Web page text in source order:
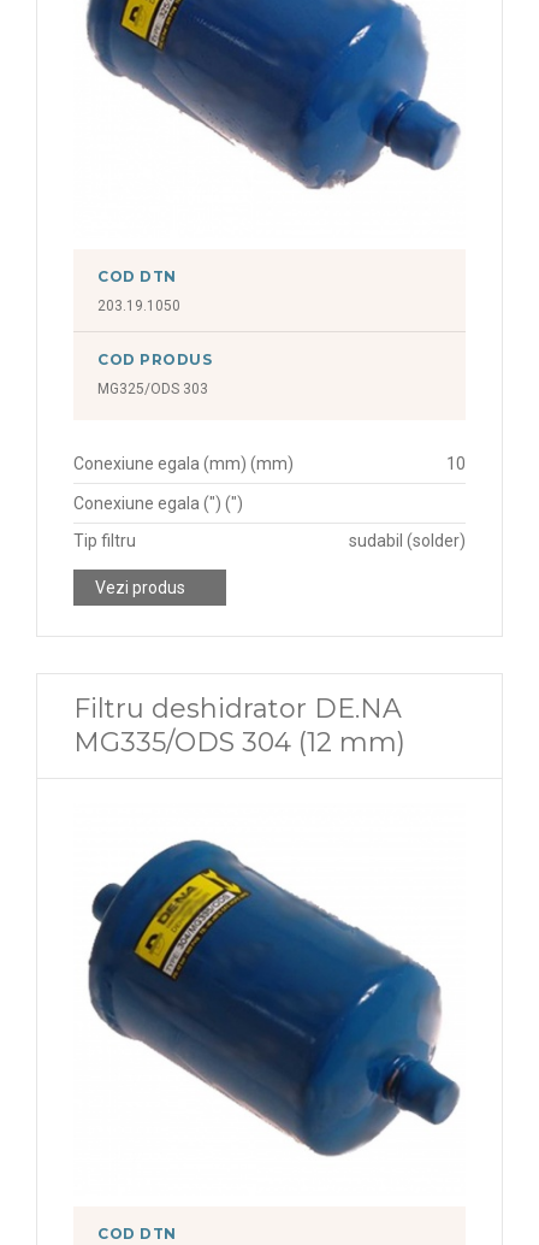
COD DTN
203.19.1050
COD PRODUS
MG325/ODS 303
Conexiune egala (mm) (mm) 10
Conexiune egala (") (")
Tip filtru
sudabil (solder)
Vezi produs
Filtru deshidrator DE.NA
MG335/ODS 304 (12 mm)
COD DTN